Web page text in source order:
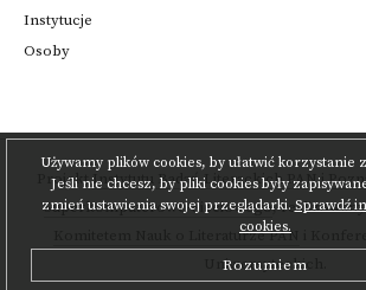
Używamy plików cookies, by ułatwić korzystanie
Jeśli nie chcesz, by pliki cookies były
zmień ustawienia swojej przeglądarki. Sprawdź
cookies.
Rozumiem
Instytucje
Osoby
ProjektInstytutu Badań Literackich PANi
Superkomputerowo-Sieciowego,realizowany
Komitetem Nauk o Literaturze PAN
Uniwersyteckich.